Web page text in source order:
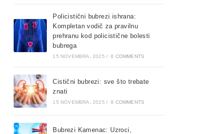
Policistični bubrezi ishrana:
Kompletan vodič za pravilnu
prehranu kod policistične bolesti
bubrega
15 NOVEMBRA، 2025 / 0 COMMENTS
Cistični bubrezi: sve što trebate
znati
15 NOVEMBRA، 2025 / 0 COMMENTS
Bubrezi Kamenac: Uzroci,